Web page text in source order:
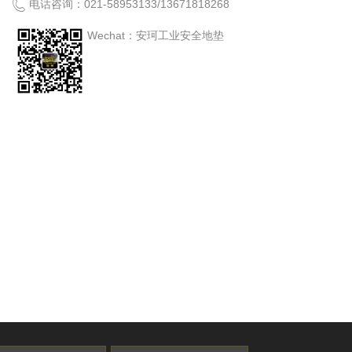
电话咨询： 021-58953133/13671818268
Wechat：安珂工业安全地垫